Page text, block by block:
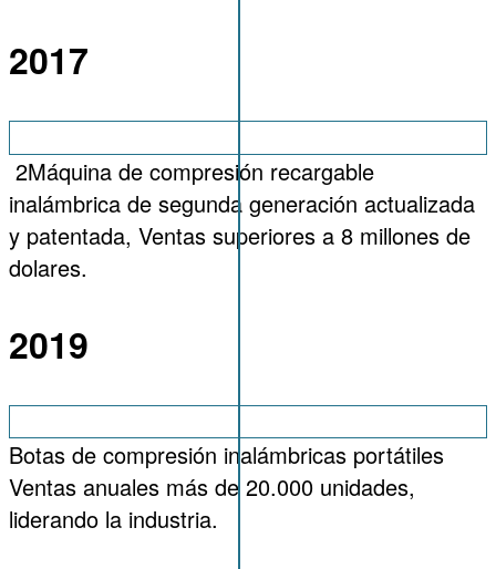
2017
2Máquina de compresión recargable
inalámbrica de segunda generación actualizada
y patentada, Ventas superiores a 8 millones de
dolares.
2019
Botas de compresión inalámbricas portátiles
Ventas anuales más de 20.000 unidades,
liderando la industria.